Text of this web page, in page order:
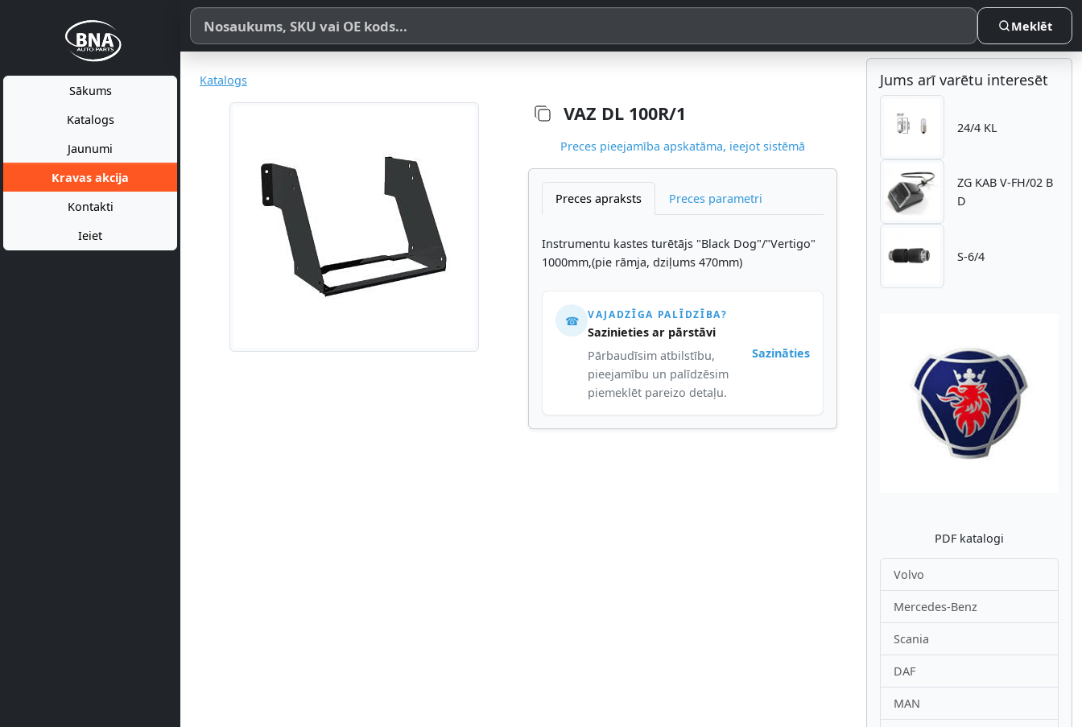
Sākums
Katalogs
Jaunumi
Kravas akcija
Kontakti
Ieiet
Meklēt pēc produkta nosaukuma, SKU vai OE koda
Meklēt
Katalogs
VAZ DL 100R/1
Preces pieejamība apskatāma, ieejot sistēmā
Preces apraksts Preces parametri
Instrumentu kastes turētājs "Black Dog"/"Vertigo"
1000mm,(pie rāmja, dziļums 470mm)
☎ VAJADZĪGA PALĪDZĪBA?
Sazinieties ar pārstāvi
Pārbaudīsim atbilstību,
pieejamību un palīdzēsim
piemeklēt pareizo detaļu.
Sazināties
Jums arī varētu interesēt
24/4 KL
ZG KAB V-FH/02 B
D
S-6/4
Atpakaļ
PDF katalogi
Volvo
Mercedes-Benz
Scania
DAF
MAN